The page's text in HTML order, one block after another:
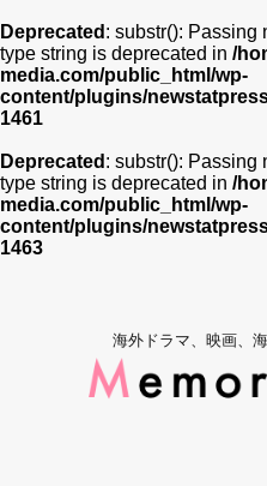
Deprecated : substr(): Passing
type string is deprecated in /
media.com/public_html/wp-
content/plugins/
1461
Deprecated : substr(): Passing
type string is deprecated in /
media.com/public_html/wp-
content/plugins/
1463
海外ドラマ、映画、